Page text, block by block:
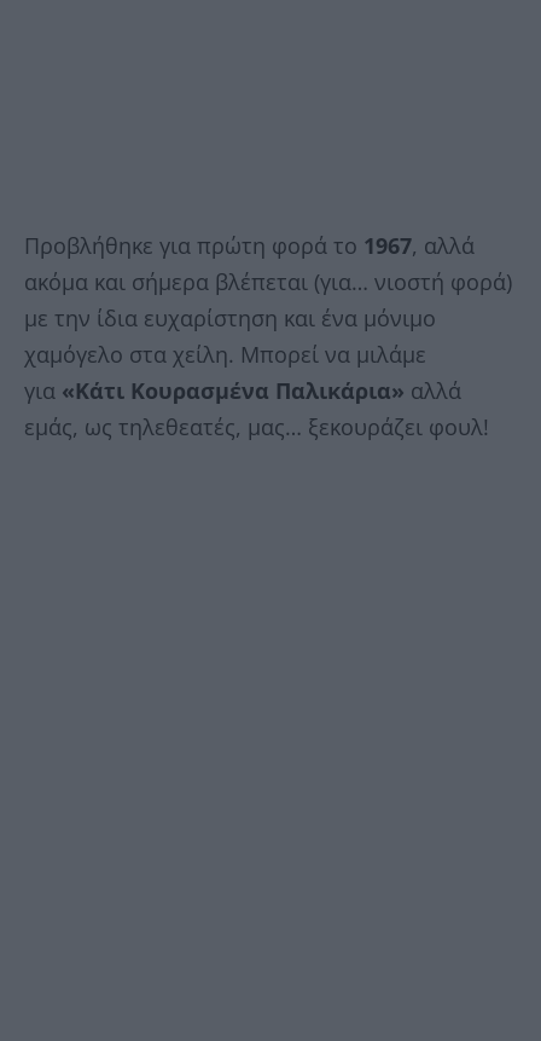
Προβλήθηκε για πρώτη φορά το 1967, αλλά
ακόμα και σήμερα βλέπεται (για… νιοστή φορά)
με την ίδια ευχαρίστηση και ένα μόνιμο
χαμόγελο στα χείλη. Μπορεί να μιλάμε
για «Κάτι Κουρασμένα Παλικάρια» αλλά
εμάς, ως τηλεθεατές, μας… ξεκουράζει φουλ!